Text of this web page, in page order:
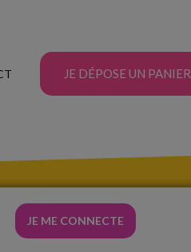
JE DÉPOSE UN PANIER
JE ME CONNECTE